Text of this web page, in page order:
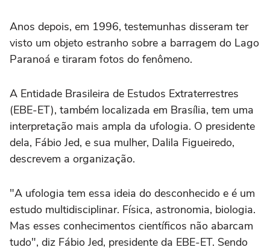
Anos depois, em 1996, testemunhas disseram ter
visto um objeto estranho sobre a barragem do Lago
Paranoá e tiraram fotos do fenômeno.
A Entidade Brasileira de Estudos Extraterrestres
(EBE-ET), também localizada em Brasília, tem uma
interpretação mais ampla da ufologia. O presidente
dela, Fábio Jed, e sua mulher, Dalila Figueiredo,
descrevem a organização.
"A ufologia tem essa ideia do desconhecido e é um
estudo multidisciplinar. Física, astronomia, biologia.
Mas esses conhecimentos científicos não abarcam
tudo", diz Fábio Jed, presidente da EBE-ET. Sendo